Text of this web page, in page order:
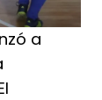
a